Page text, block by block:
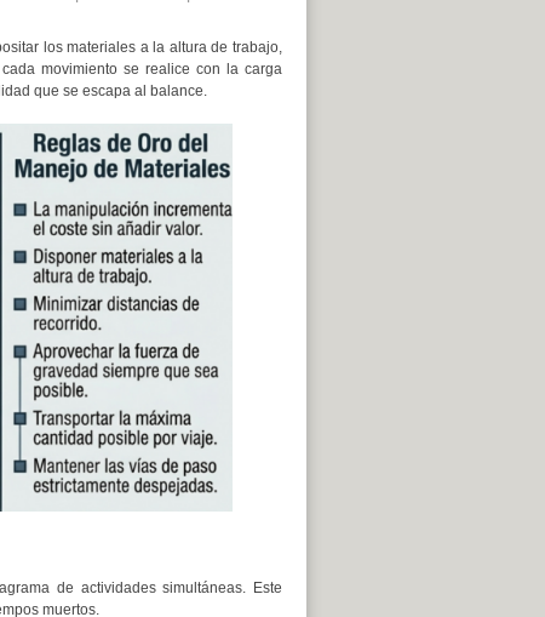
los materiales a la altura de trabajo,
movimiento se realice con la carga
que se escapa al balance.
de actividades simultáneas. Este
muertos.